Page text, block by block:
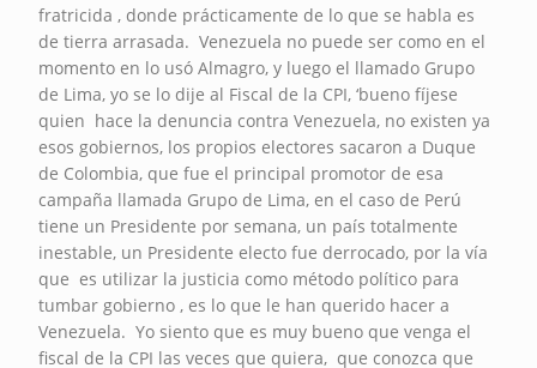
fratricida , donde prácticamente de lo que se habla es
de tierra arrasada. Venezuela no puede ser como en el
momento en lo usó Almagro, y luego el llamado Grupo
de Lima, yo se lo dije al Fiscal de la CPI, ‘bueno fíjese
quien hace la denuncia contra Venezuela, no existen ya
esos gobiernos, los propios electores sacaron a Duque
de Colombia, que fue el principal promotor de esa
campaña llamada Grupo de Lima, en el caso de Perú
tiene un Presidente por semana, un país totalmente
inestable, un Presidente electo fue derrocado, por la vía
que es utilizar la justicia como método político para
tumbar gobierno , es lo que le han querido hacer a
Venezuela. Yo siento que es muy bueno que venga el
fiscal de la CPI las veces que quiera, que conozca que